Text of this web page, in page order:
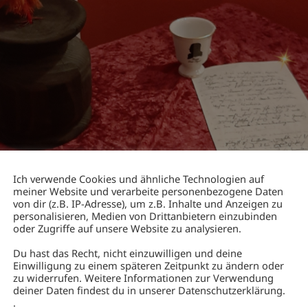
kommen im Advent
Ich verwende Cookies und ähnliche Technologien auf
meiner Website und verarbeite personenbezogene Daten
von dir (z.B. IP-Adresse), um z.B. Inhalte und Anzeigen zu
personalisieren, Medien von Drittanbietern einzubinden
oder Zugriffe auf unsere Website zu analysieren.
Du hast das Recht, nicht einzuwilligen und deine
Einwilligung zu einem späteren Zeitpunkt zu ändern oder
zu widerrufen. Weitere Informationen zur Verwendung
deiner Daten findest du in unserer Datenschutzerklärung.
.